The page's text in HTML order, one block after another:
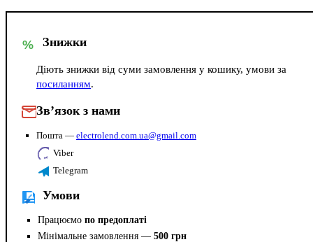
% Знижки
Діють знижки від суми замовлення у кошику, умови за
посиланням.
Зв’язок з нами
Пошта — electrolend.com.ua@gmail.com
Viber
Telegram
Умови
Працюємо по предоплаті
Мінімальне замовлення — 500 грн